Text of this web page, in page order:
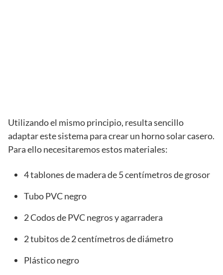
Utilizando el mismo principio, resulta sencillo
adaptar este sistema para crear un horno solar casero.
Para ello necesitaremos estos materiales:
4 tablones de madera de 5 centímetros de grosor
Tubo PVC negro
2 Codos de PVC negros y agarradera
2 tubitos de 2 centímetros de diámetro
Plástico negro